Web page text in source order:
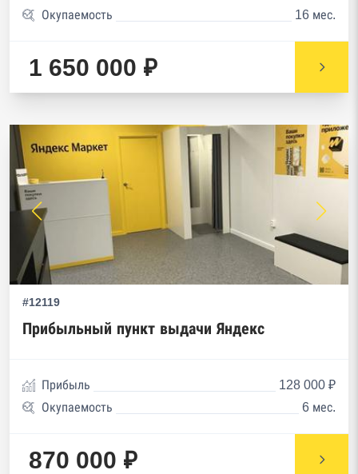
Окупаемость
16 мес.
1 650 000 ₽
#12119
Прибыльный пункт выдачи Яндекс
Прибыль
128 000 ₽
Окупаемость
6 мес.
870 000 ₽